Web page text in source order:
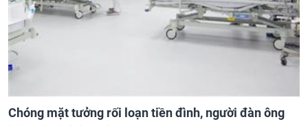
Chóng mặt tưởng rối loạn tiền đình, người đàn ông